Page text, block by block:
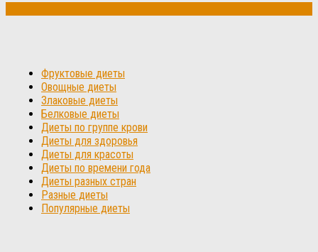
Фруктовые диеты
Овощные диеты
Злаковые диеты
Белковые диеты
Диеты по группе крови
Диеты для здоровья
Диеты для красоты
Диеты по времени года
Диеты разных стран
Разные диеты
Популярные диеты